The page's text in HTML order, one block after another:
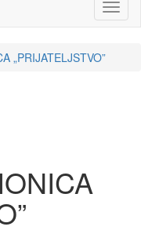
„PRIJATELJSTVO”